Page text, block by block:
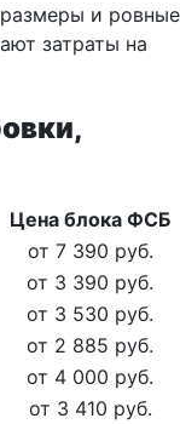
и ровные
затраты на
Цена блока ФСБ
от 7 390 руб.
от 3 390 руб.
от 3 530 руб.
от 2 885 руб.
от 4 000 руб.
от 3 410 руб.